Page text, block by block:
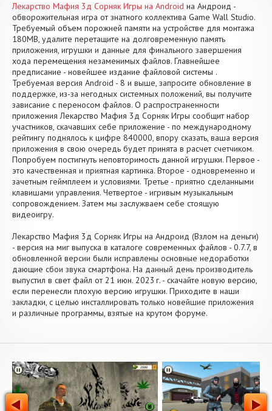
Лекарство Мафия 3д Сорняк Игры на Android на Андроид -
обворожительная игра от знатного коллектива Game Wall Studio.
Требуемый объем порожней памяти на устройстве для монтажа
180MB, удалите перетащите на долговременную память
приложения, игрушки и данные для финального завершения
хода перемещения незаменимых файлов. Главнейшее
предписание - новейшее издание файловой системы .
Требуемая версия Android - 8 и выше, запросите обновление в
поддержке, из-за негодных системных положений, вы получите
зависание с переносом файлов. О распространенности
приложения Лекарство Мафия 3д Сорняк Игры сообщит набор
участников, скачавших себе приложение - по международному
рейтингу поднялось к цифре 840000, впору сказать, ваша версия
приложения в свою очередь будет принята в расчет счетчиком.
Попробуем постигнуть неповторимость данной игрушки. Первое -
это качественная и приятная картинка. Второе - одновременно и
зачетным геймплеем и условиями. Третье - приятно сделанными
клавишами управления. Четвертое - игривым музыкальным
сопровождением. Затем мы заслужваем себе стоящую
видеоигру.
Лекарство Мафия 3д Сорняк Игры на Андроид (Взлом на деньги)
- версия на миг выпуска в каталоге современных файлов - 0.7.7, в
обновленной версии были исправлены основные недоработки
дающие сбои звука смартфона. На данный день производитель
выпустил в свет файл от 21 июн. 2023 г. - скачайте новую версию,
если перенесли плохую версию игрушки. Приходите в наши
закладки, с целью инсталлировать только новейшие приложения
и различные программы, взятые на крутом форуме.